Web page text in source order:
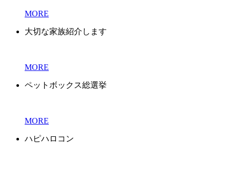
MORE
大切な家族紹介します
MORE
ペットボックス総選挙
MORE
ハピハロコン